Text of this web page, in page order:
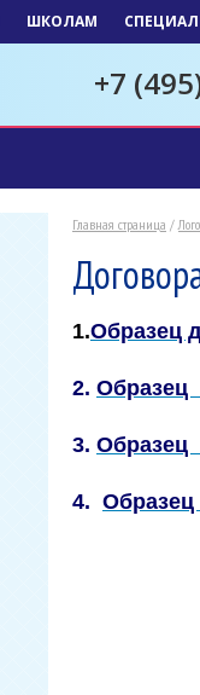
ШКОЛАМ
+7
Главная страница /
1.Образец
2. Образец
3. Образец
4. Образец